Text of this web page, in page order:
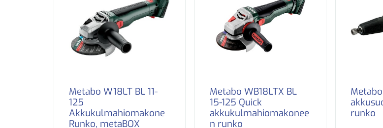
Metabo W18LT BL 11-
125
Akkukulmahiomakone
Runko, metaBOX
Metabo WB18LTX BL
15-125 Quick
akkukulmahiomakonee
n runko
runko